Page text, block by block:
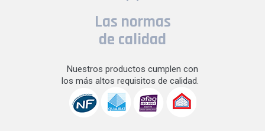
Las normas
de calidad
Nuestros productos cumplen con
los más altos requisitos de calidad.